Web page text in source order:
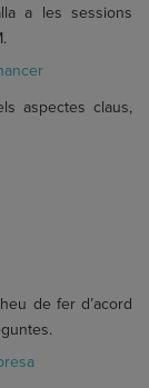
a les sessions
aspectes claus,
de fer d’acord